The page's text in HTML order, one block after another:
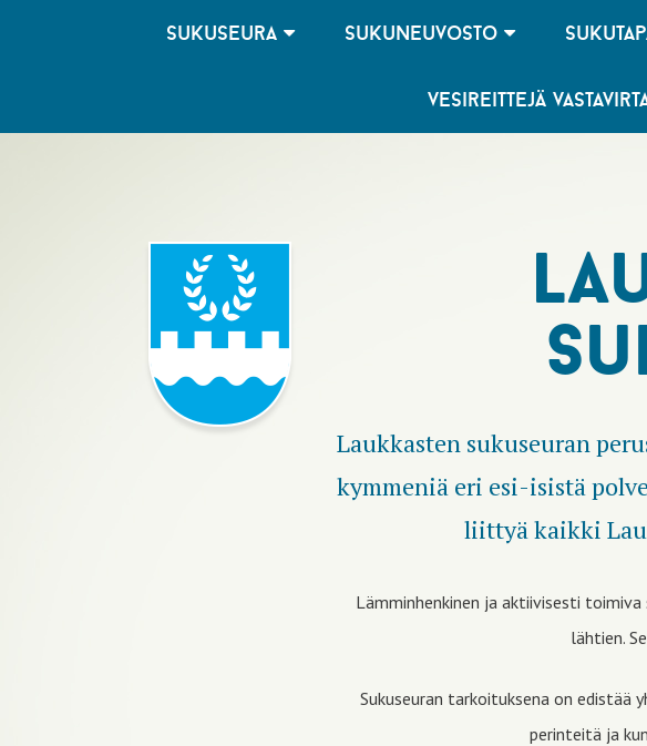
sukuseura sukuneuvosto
vesireittejä
Laukkasten sukuseuran
kymmeniä eri esi-isistä
liittyä kaikki
Lämminhenkinen ja aktiivisesti
lähtien.
Sukuseuran tarkoituksena on edistää
perinteitä ja